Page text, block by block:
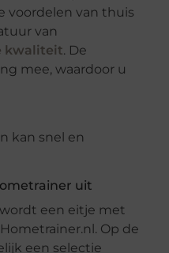
voordelen van thuis
van
kwaliteit. De
mee, waardoor u
uit
een eitje met
Op de
een selectie